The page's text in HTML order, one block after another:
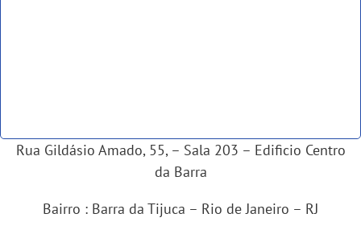
Rua Gildásio Amado, 55, – Sala 203 – Edificio Centro
da Barra
Bairro : Barra da Tijuca – Rio de Janeiro – RJ